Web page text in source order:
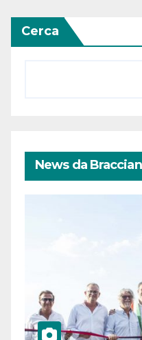
Cerca
News da